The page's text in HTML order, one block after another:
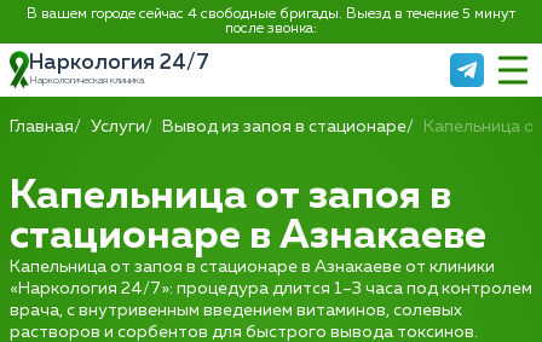
В вашем городе сейчас 4 свободные бригады. Выезд в течение 5 минут
после звонка:
Наркология 24/7
Наркологическая клиника
Главная Услуги Вывод из запоя в стационаре Капельница
Капельница от запоя в
стационаре в Азнакаеве
Капельница от запоя в стационаре в Азнакаеве от клиники
«Наркология 24/7»: процедура длится 1–3 часа под контролем
врача, с внутривенным введением витаминов, солевых
растворов и сорбентов для быстрого вывода токсинов.